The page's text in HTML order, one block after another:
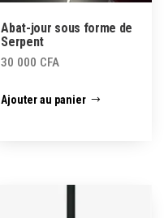
Abat-jour sous forme de
Serpent
30 000 CFA
Ajouter au panier